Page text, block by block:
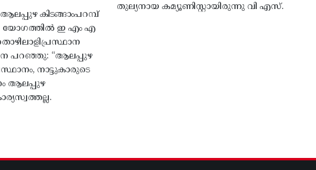
കിടങ്ങാംപറമ്പ്‌
യോഗത്തിൽ ഇ എം എ
പറഞ്ഞു: “ആലപ്പുഴ
നാട്ടുകാരുടെ
ആലപ്പുഴ
തുല്യനായ കമ്യൂണിസ്റ്റായിരുന്നു വി എസ്.